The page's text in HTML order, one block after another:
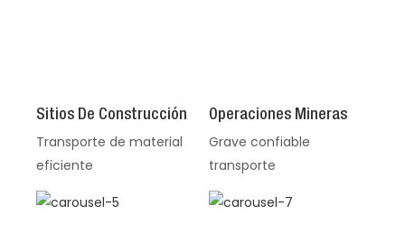
Sitios De Construcción
Transporte de material
eficiente
Operaciones Mineras
Grave confiable
transporte